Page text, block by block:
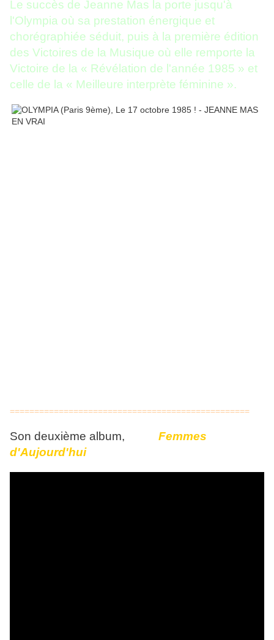
Le succès de Jeanne Mas la porte jusqu'à
l'Olympia où sa prestation énergique et
chorégraphiée séduit, puis à la première édition
des Victoires de la Musique où elle remporte la
Victoire de la « Révélation de l'année 1985 » et
celle de la « Meilleure interprète féminine ».
=================================================
Son deuxième album, Femmes
d'Aujourd'hui